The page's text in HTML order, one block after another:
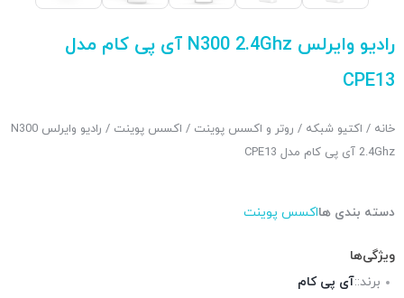
رادیو وایرلس N300 2.4Ghz آی پی کام مدل
CPE13
خانه / اکتیو شبکه / روتر و اکسس پوینت / اکسس پوینت
/ رادیو وایرلس N300
2.4Ghz آی پی کام مدل CPE13
دسته بندی هااکسس پوینت
ویژگی‌ها
برند::آی پی کام